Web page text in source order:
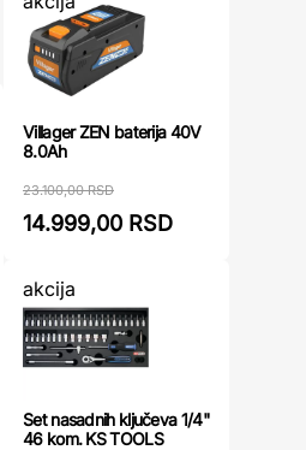
Villager ZEN baterija 40V
8.0Ah
23.100,00 RSD
14.999,00 RSD
akcija
Set nasadnih ključeva 1/4"
46 kom. KS TOOLS